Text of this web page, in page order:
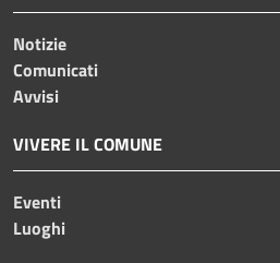
Notizie
Comunicati
Avvisi
VIVERE IL COMUNE
Eventi
Luoghi